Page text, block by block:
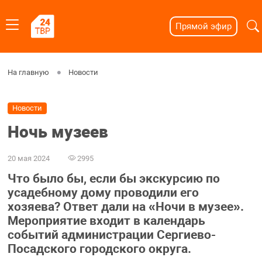
Прямой эфир
На главную Новости
Новости
Ночь музеев
20 мая 2024 2995
Что было бы, если бы экскурсию по
усадебному дому проводили его
хозяева? Ответ дали на «Ночи в музее».
Мероприятие входит в календарь
событий администрации Сергиево-
Посадского городского округа.